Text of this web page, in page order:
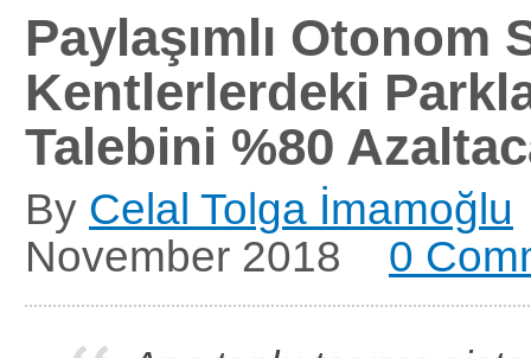
Paylaşımlı Otonom
Kentlerlerdeki
Talebini %80
By Celal Tolga İmamoğlu
November 2018
0